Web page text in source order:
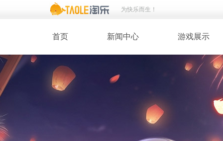
为快乐而生！
首页 新闻中心 游戏展示
· 维护公告
· 桃花美人